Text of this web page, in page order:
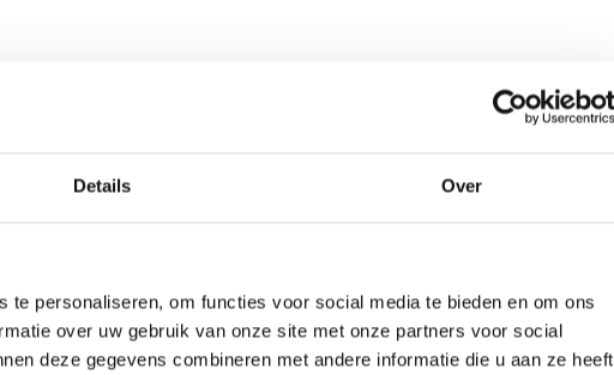
Details Over
te personaliseren, om functies voor social media te bieden en om ons
over uw gebruik van onze site met onze partners voor social
deze gegevens combineren met andere informatie die u aan ze heeft